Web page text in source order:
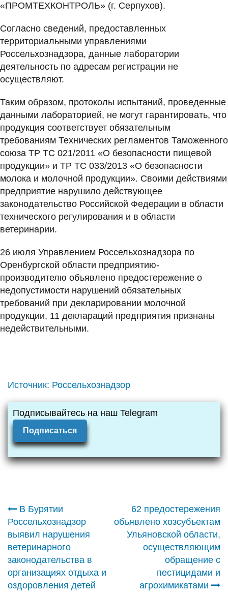
«ПРОМТЕХКОНТРОЛЬ» (г. Серпухов).
Согласно сведений, предоставленных
территориальными управлениями
Россельхознадзора, данные лаборатории
деятельность по адресам регистрации не
осуществляют.
Таким образом, протоколы испытаний, проведенные
данными лабораторией, не могут гарантировать, что
продукция соответствует обязательным
требованиям Технических регламентов Таможенного
союза ТР ТС 021/2011 «О безопасности пищевой
продукции» и ТР ТС 033/2013 «О безопасности
молока и молочной продукции». Своими действиями
предприятие нарушило действующее
законодательство Российской Федерации в области
технического регулирования и в области
ветеринарии.
26 июля Управлением Россельхознадзора по
Оренбургской области предприятию-
производителю объявлено предостережение о
недопустимости нарушений обязательных
требований при декларировании молочной
продукции, 11 деклараций предприятия признаны
недействительными.
Источник: Россельхознадзор
Подписывайтесь на наш Telegram
Подписаться
Навигация
по
записям
В Бурятии
Россельхознадзор
выявил нарушения
ветеринарного
законодательства в
организациях отдыха и
оздоровления детей
62 предостережения
объявлено хозсубъектам
Ульяновской области,
осуществляющим
обращение с
пестицидами и
агрохимикатами